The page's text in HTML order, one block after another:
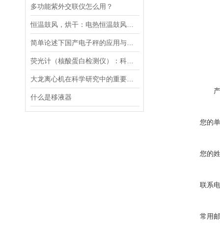
多功能紫外交联仪怎么用？
什么是移液器
您的
您的
联系
常用